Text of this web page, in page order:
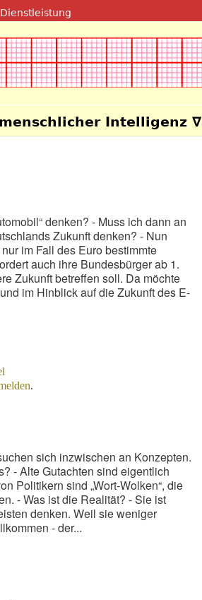
zum Inhalt
Dienstleistung
Intelligenz ∇
denken? - Muss ich dann an
Zukunft denken? - Nun
im Fall des Euro bestimmte
auch ihre Bundesbürger ab 1.
Zukunft betreffen soll. Da möchte
im Hinblick auf die Zukunft des E-
.
sich inzwischen an Konzepten.
- Alte Gutachten sind eigentlich
Politikern sind „Wort-Wolken“, die
- Was ist die Realität? - Sie ist
denken. Weil sie weniger
- der...